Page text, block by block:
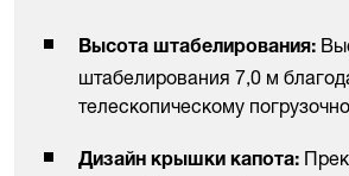
Высота штабелирования:
штабелирования 7,0 м
телескопическому
Дизайн крышки капота: